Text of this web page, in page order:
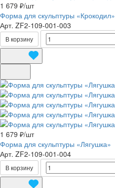
1 679 ₽/шт
Форма для скульптуры «Крокодил»
Арт. ZF2-109-001-003
В корзину
1 679 ₽/шт
Форма для скульптуры «Лягушка»
Арт. ZF2-109-001-004
В корзину